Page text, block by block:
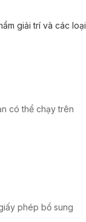
giải trí và các loại
có thể chạy trên
phép bổ sung